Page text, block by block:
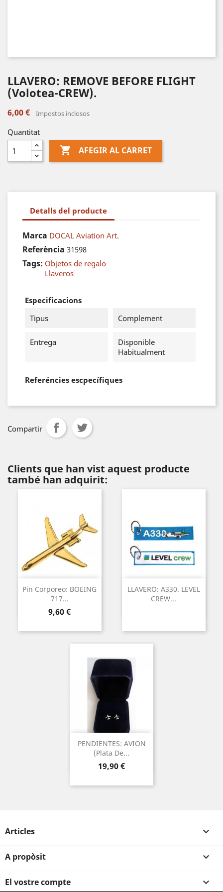
LLAVERO: REMOVE BEFORE FLIGHT
(Volotea-CREW).
6,00 € Impostos inclosos
Quantitat
 AFEGIR AL CARRET
Detalls del producte
Marca DOCAL Aviation Art.
Referència 31598
Tags: Objetos de regalo
Llaveros
Especificacions
Tipus
Complement
Entrega
Disponible
Habitualment
Referéncies escpecífiques
Compartir
Clients que han vist aquest producte
també han adquirit:
Pin Corporeo: BOEING
717...
Preu
9,60 €
LLAVERO: A330. LEVEL
CREW...
PENDIENTES: AVION
(Plata De...
Preu
19,90 €
Articles 
A propòsit 
El vostre compte 